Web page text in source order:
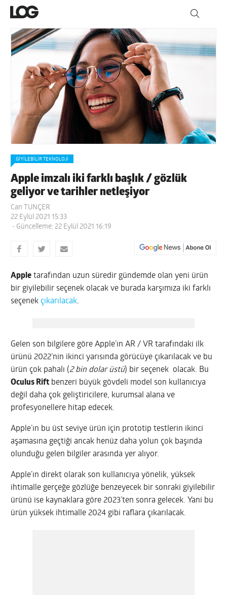
GIYILEBILIR TEKNOLOJI
Apple imzalı iki farklı başlık / gözlük
geliyor ve tarihler netleşiyor
Can TUNÇER
22 Eylül 2021 15:33
- Güncelleme: 22 Eylül 2021 16:19
Apple tarafından uzun süredir gündemde olan yeni ürün
bir giyilebilir seçenek olacak ve burada karşımıza iki farklı
seçenek çıkarılacak.
Gelen son bilgilere göre Apple’ın AR / VR tarafındaki ilk
ürünü 2022’nin ikinci yarısında görücüye çıkarılacak ve bu
ürün çok pahalı (2 bin dolar üstü) bir seçenek olacak. Bu
Oculus Rift benzeri büyük gövdeli model son kullanıcıya
değil daha çok geliştiricilere, kurumsal alana ve
profesyonellere hitap edecek.
Apple’ın bu üst seviye ürün için prototip testlerin ikinci
aşamasına geçtiği ancak henüz daha yolun çok başında
olunduğu gelen bilgiler arasında yer alıyor.
Apple’ın direkt olarak son kullanıcıya yönelik, yüksek
ihtimalle gerçeğe gözlüğe benzeyecek bir sonraki giyilebilir
ürünü ise kaynaklara göre 2023’ten sonra gelecek. Yani bu
ürün yüksek ihtimalle 2024 gibi raflara çıkarılacak.